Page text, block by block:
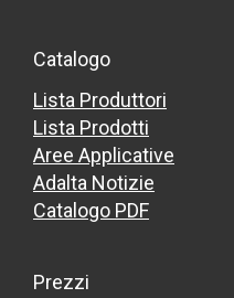
Catalogo
Lista Produttori
Lista Prodotti
Aree Applicative
Adalta Notizie
Catalogo PDF
Prezzi